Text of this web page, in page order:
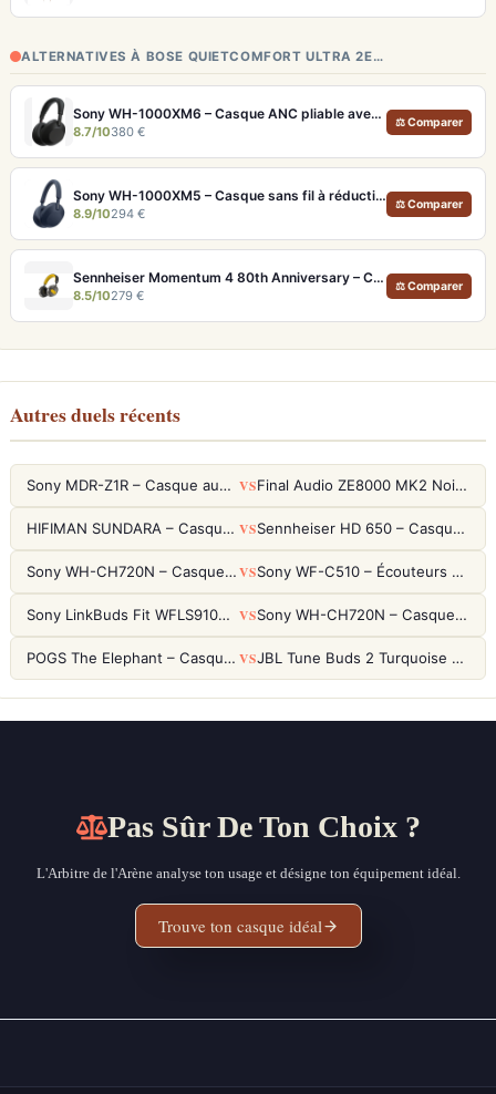
ALTERNATIVES À BOSE QUIETCOMFORT ULTRA 2E…
Sony WH-1000XM6 – Casque ANC pliable avec son amélioré et égaliseur réglable
8.7/10380 €
⚖ Comparer
Sony WH-1000XM5 – Casque sans fil à réduction de bruit active et Hi-Res LDAC
8.9/10294 €
⚖ Comparer
Sennheiser Momentum 4 80th Anniversary – Casque Bluetooth édition limitée 60h
8.5/10279 €
⚖ Comparer
Autres duels récents
Sony MDR-Z1R – Casque audiophile fermé haute résolution VS Final Audio ZE8000 MK2 Noir – Écouteurs True Wireless audiophiles 8K Sound
HIFIMAN SUNDARA – Casque Planar Magnetic Ouvert Over-Ear Audiophile VS Sennheiser HD 650 – Casque audiophile ouvert pour l'écoute analytique
Sony WH-CH720N – Casque ANC 35h, Ultra-léger (192g) avec Processeur V1 VS Sony WF-C510 – Écouteurs True Wireless compacts, autonomie 22h et multipoint
Sony LinkBuds Fit WFLS910NW Blanc – Écouteurs Sport Ailes ANC VS Sony WH-CH720N – Casque ANC 35h, Ultra-léger (192g) avec Processeur V1
POGS The Elephant – Casque Filaire Enfants 85dB POGS-Safe™ (Éco-Responsable) VS JBL Tune Buds 2 Turquoise – Écouteurs True Wireless avec ANC et autonomie 48h
Pas Sûr De Ton Choix ?
L'Arbitre de l'Arène analyse ton usage et désigne ton équipement idéal.
Trouve ton casque idéal